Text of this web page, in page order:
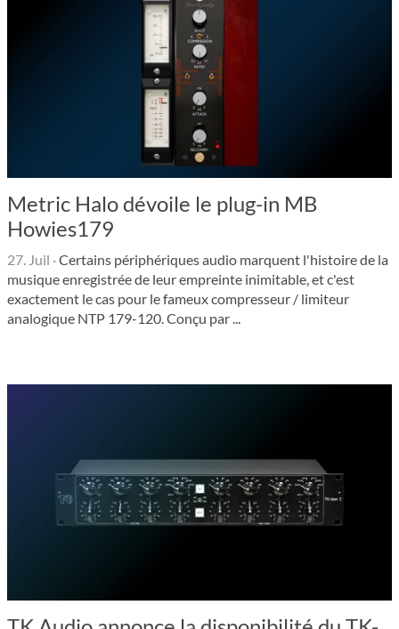
Metric Halo dévoile le plug-in MB
Howies179
27. Juil ·Certains périphériques audio marquent l'histoire de la
musique enregistrée de leur empreinte inimitable, et c'est
exactement le cas pour le fameux compresseur / limiteur
analogique NTP 179-120. Conçu par ...